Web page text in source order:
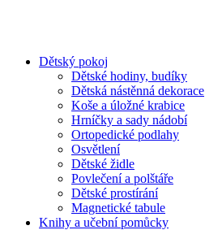
Dětský pokoj
Dětské hodiny, budíky
Dětská nástěnná dekorace
Koše a úložné krabice
Hrníčky a sady nádobí
Ortopedické podlahy
Osvětlení
Dětské židle
Povlečení a polštáře
Dětské prostírání
Magnetické tabule
Knihy a učební pomůcky